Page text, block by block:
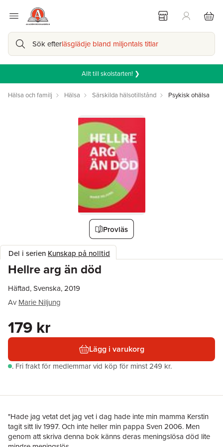
Sök efterläsglädje bland miljontals titlar
Allt till skolstarten! ❯
Hälsa och familj Hälsa Särskilda hälsotillstånd Psykisk ohälsa
Provläs
Del i serien Kunskap på nolltid
Hellre arg än död
Häftad, Svenska, 2019
Av Marie Niljung
179 kr
Lägg i varukorg
. Fri frakt för medlemmar vid köp för minst 249 kr.
"Hade jag vetat det jag vet i dag hade inte min mamma Kerstin
tagit sitt liv 1997. Och inte heller min pappa Sven 2006. Men
genom att skriva denna bok känns deras meningslösa död lite